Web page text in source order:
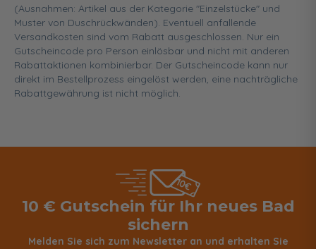
(Ausnahmen: Artikel aus der Kategorie "Einzelstücke" und
Muster von Duschrückwänden). Eventuell anfallende
Versandkosten sind vom Rabatt ausgeschlossen. Nur ein
Gutscheincode pro Person einlösbar und nicht mit anderen
Rabattaktionen kombinierbar. Der Gutscheincode kann nur
direkt im Bestellprozess eingelöst werden, eine nachträgliche
Rabattgewährung ist nicht möglich.
10 € Gutschein für Ihr neues Bad
sichern
Melden Sie sich zum Newsletter an und erhalten Sie